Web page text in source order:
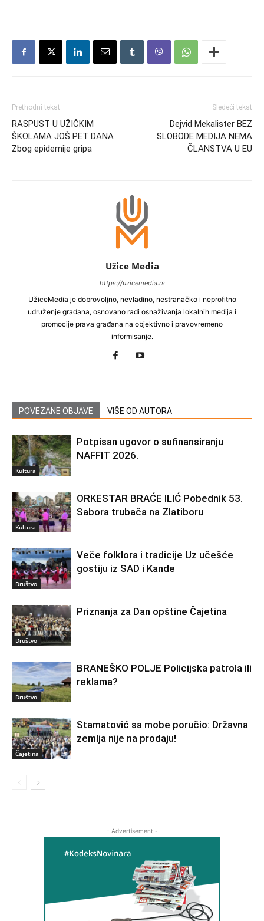
Prethodni tekst
RASPUST U UŽIČKIM
ŠKOLAMA JOŠ PET DANA
Zbog epidemije gripa
Sledeći tekst
Dejvid Mekalister BEZ
SLOBODE MEDIJA NEMA
ČLANSTVA U EU
Užice Media
https://uzicemedia.rs
UžiceMedia je dobrovoljno, nevladino, nestranačko i neprofitno
udruženje građana, osnovano radi osnaživanja lokalnih medija i
promocije prava građana na objektivno i pravovremeno
informisanje.
POVEZANE OBJAVE VIŠE OD AUTORA
Kultura
Potpisan ugovor o sufinansiranju
NAFFIT 2026.
Kultura
ORKESTAR BRAĆE ILIĆ Pobednik 53.
Sabora trubača na Zlatiboru
Društvo
Veče folklora i tradicije Uz učešće
gostiju iz SAD i Kande
Društvo
Priznanja za Dan opštine Čajetina
Društvo
BRANEŠKO POLJE Policijska patrola ili
reklama?
Čajetina
Stamatović sa mobe poručio: Državna
zemlja nije na prodaju!
- Advertisement -